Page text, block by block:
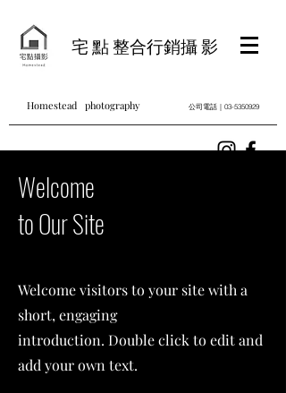
宅 點 整合行銷攝 影
Homestead photography 公司電話｜03-5350929
Welcome
to Our Site
Welcome visitors to your site with a
short, engaging
introduction. Double click to edit and
add your own text.